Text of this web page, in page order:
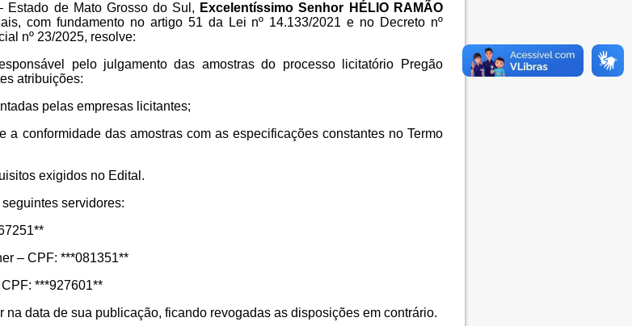
Estado de Mato Grosso do Sul, Excelentíssimo Senhor HÉLIO RAMÃO
com fundamento no artigo 51 da Lei nº 14.133/2021 e no Decreto nº
nº 23/2025, resolve:
pelo julgamento das amostras do processo licitatório Pregão
atribuições:
pelas empresas licitantes;
a conformidade das amostras com as especificações constantes no Termo
exigidos no Edital.
servidores:
– CPF: ***081351**
***927601**
na data de sua publicação, ficando revogadas as disposições em contrário.